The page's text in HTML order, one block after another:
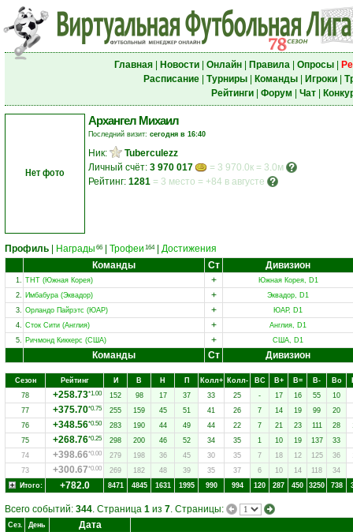
Главная| Новости| Онлайн| Правила| Опросы|
Расписание| Турниры| Команды| Игроки|
Рейтинги| Форум Чат|
Нет фото
Архангел Михаил
Последний визит: сегодня в 16:40
Ник:
Tuberculezz
Личный счёт: 3 970 017
= 3 970.0к = 3.0м
Рейтинг: 1281 = 3 место = +84 в августе
Профиль Награды 66 Трофеи 164| Достижения
Команды
Ст Дивизион
1. ТНТ (Южная Корея) +
Южная Корея, D1
2. Имбабура (Эквадор) +
Эквадор, D1
3. Орландо Пайрэтс (ЮАР) +
ЮАР, D1
4. Сток Сити (Англия) +
Англия, D1
5. Ричмонд Киккерс (США) + США, D1
Команды Ст Дивизион
Сезон Рейтинг И В Н П Колл+ Колл- ВC В+ В= В- Вo
78
+258.73*1.00 152 98 17 37 33 25 - 17 16 55
10
77
+375.70*0.75 255 159 45 51 41 26 7 14 19 99 20
76
+348.56*0.50 283 190 44 49 44 22 7 21 23 111 28
75
+268.76*0.25 298 200 46 52 34 35 1 10 19 137
33
74
+398.66*0.00 279 198 36 45 30 35 7 18 12 125 36
73
+300.67*0.00 269 182 48 39 35 37 6 10 14 118
34
Итого:
+782.0 8471 4845 1631 1995 990 994 120 287 450 3250 738
Всего событий: 344. Страница 1 из 7. Страницы:
Сез. День Дата